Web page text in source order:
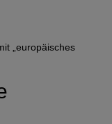
„europäisches